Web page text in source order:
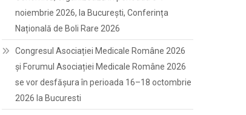
noiembrie 2026, la București, Conferința
Națională de Boli Rare 2026
Congresul Asociației Medicale Române 2026
și Forumul Asociației Medicale Române 2026
se vor desfășura în perioada 16–18 octombrie
2026 la Bucuresti